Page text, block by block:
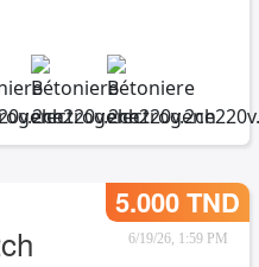
5.000 TND
6/19/26, 1:59 PM